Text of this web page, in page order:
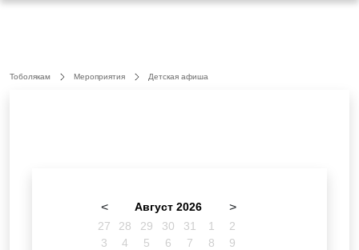
Тоболякам Мероприятия Детская афиша
< Август 2026 >
27 28 29 30 31 1
2
3
4 5 6 7 8
9